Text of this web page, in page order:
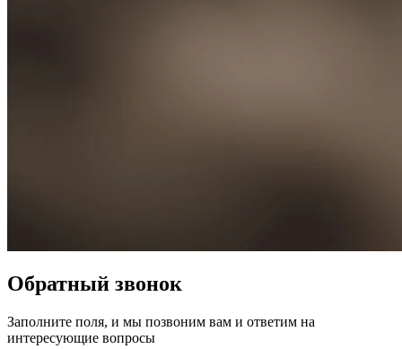
Обратный звонок
Заполните поля, и мы позвоним вам и ответим на
интересующие вопросы